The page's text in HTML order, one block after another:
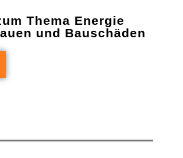
Thema Energie
und Bauschäden